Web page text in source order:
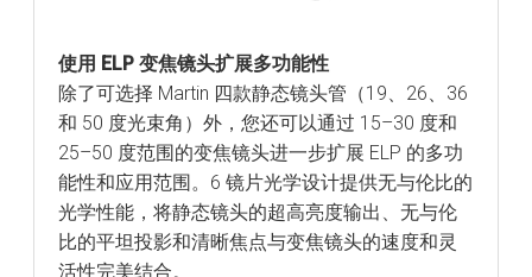
使用 ELP 变焦镜头扩展多功能性
除了可选择 Martin 四款静态镜头管（19、26、36
和 50 度光束角）外，您还可以通过 15–30 度和
25–50 度范围的变焦镜头进一步扩展 ELP 的多功
能性和应用范围。6 镜片光学设计提供无与伦比的
光学性能，将静态镜头的超高亮度输出、无与伦
比的平坦投影和清晰焦点与变焦镜头的速度和灵
活性完美结合。